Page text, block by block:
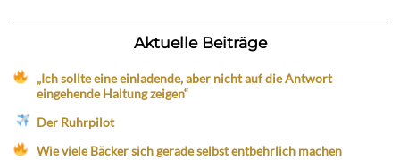
Aktuelle Beiträge
„Ich sollte eine einladende, aber nicht auf die Antwort
eingehende Haltung zeigen“
Der Ruhrpilot
Wie viele Bäcker sich gerade selbst entbehrlich machen